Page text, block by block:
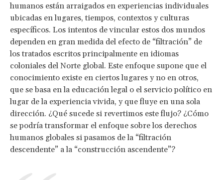
humanos están arraigados en experiencias individuales
ubicadas en lugares, tiempos, contextos y culturas
específicos. Los intentos de vincular estos dos mundos
dependen en gran medida del efecto de “filtración” de
los tratados escritos principalmente en idiomas
coloniales del Norte global. Este enfoque supone que el
conocimiento existe en ciertos lugares y no en otros,
que se basa en la educación legal o el servicio político en
lugar de la experiencia vivida, y que fluye en una sola
dirección. ¿Qué sucede si revertimos este flujo? ¿Cómo
se podría transformar el enfoque sobre los derechos
humanos globales si pasamos de la “filtración
descendente” a la “construcción ascendente”?